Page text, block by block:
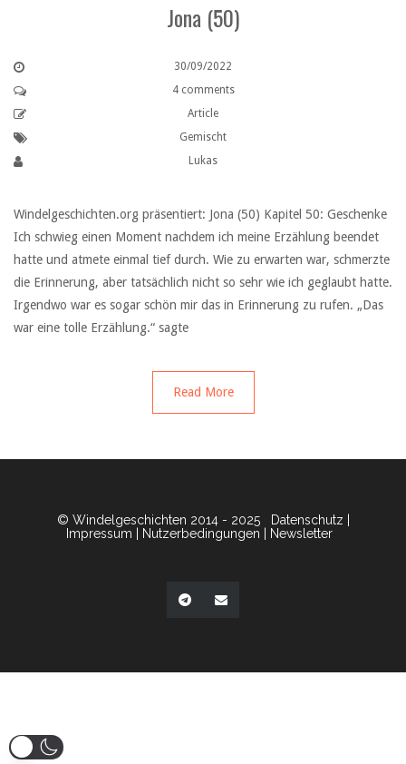
Jona (50)
30/09/2022
4 comments
Article
Gemischt
Lukas
Windelgeschichten.org präsentiert: Jona (50) Kapitel 50: Geschenke
Ich schwieg einen Moment nachdem ich meine Erzählung beendet
hatte und atmete einmal tief durch. Wie zu erwarten war, schmerzte
die Erinnerung, aber tatsächlich nicht so sehr wie ich geglaubt hatte.
Irgendwo war es sogar schön mir das in Erinnerung zu rufen. „Das
war eine tolle Erzählung.“ sagte
Read More
© Windelgeschichten 2014 - 2025 Datenschutz
Impressum
Nutzerbedingungen Newsletter